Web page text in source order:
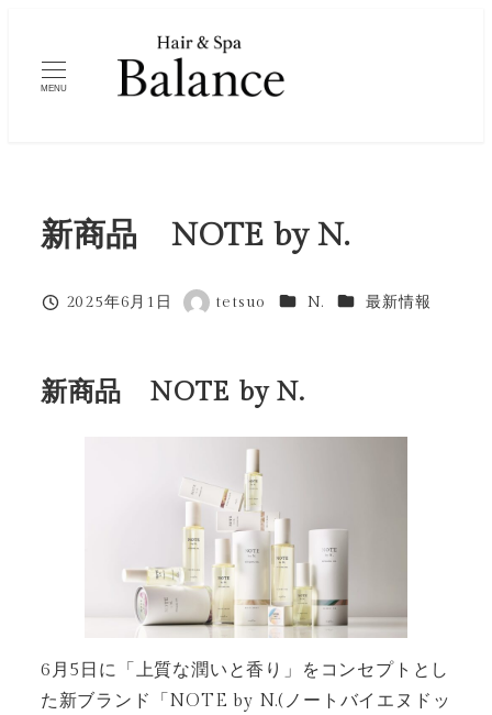
MENU
新商品 NOTE by N.
投稿日
2025年6月1日
著
tetsuo カテゴリー
N. カテゴリー
最新情報
新商品 NOTE by N.
6月5日に「上質な潤いと香り」をコンセプトとし
た新ブランド「NOTE by N.(ノートバイエヌドッ